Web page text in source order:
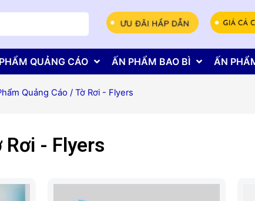
QUẢNG CÁO ẤN PHẨM BAO BÌ ẤN
Quảng Cáo / Tờ Rơi - Flyers
Rơi - Flyers